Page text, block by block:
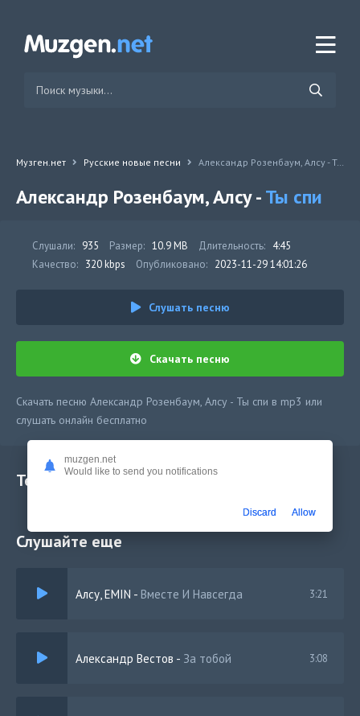
Музген.нет Русские новые песни Александр Розенбаум, Алсу - Ты спи
Александр Розенбаум, Алсу -Ты спи
Слушали: 935 Размер: 10.9 MB Длительность: 4:45
Качество: 320 kbps Опубликовано: 2023-11-29 14:01:26
Слушать песню
Скачать песню
Скачать песню Александр Розенбаум, Алсу - Ты спи в mp3 или
слушать онлайн бесплатно
Текст песни
Слушайте еще
Алсу, EMIN - Вместе И Навсегда 3:21
Александр Вестов - За тобой 3:08
muzgen.net
Would like to send you notifications
Discard Allow